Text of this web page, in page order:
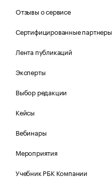
Отзывы о сервисе
Сертифицированные партнеры
Лента публикаций
Эксперты
Выбор редакции
Кейсы
Вебинары
Мероприятия
Учебник РБК Компании